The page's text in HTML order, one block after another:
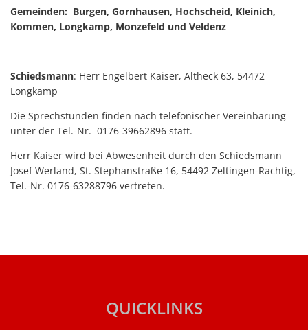
Lebenslagen
Mosel-Musikfestival
Räume und
Redaktion Mitteilungblatt
Karten und Pläne
Parteiinfos
Planen, Bauen, Wohnen
Satzungen
Standesamt
Gemeinden: Burgen, Gornhausen, Hochscheid, Kleinich,
Kommen, Longkamp, Monzefeld und Veldenz
Schiedsmann: Herr Engelbert Kaiser, Altheck 63, 54472
Longkamp
Die Sprechstunden finden nach telefonischer Vereinbarung
unter der Tel.-Nr. 0176-39662896 statt.
Herr Kaiser wird bei Abwesenheit durch den Schiedsmann
Josef Werland, St. Stephanstraße 16, 54492 Zeltingen-Rachtig,
Tel.-Nr. 0176-63288796 vertreten.
QUICKLINKS